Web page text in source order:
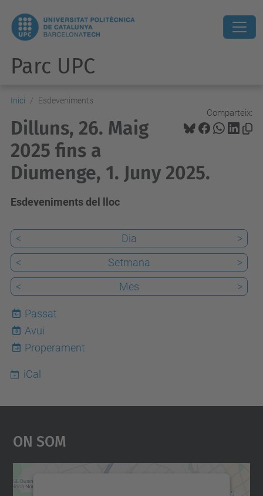
Parc UPC
Inici Esdeveniments
Comparteix:
Dilluns, 26. Maig
2025 fins a
Diumenge, 1. Juny 2025.
Esdeveniments del lloc
< Dia
>
<
Setmana
>
<
Mes >
Passat
8
Avui
Properament
iCal
On Som